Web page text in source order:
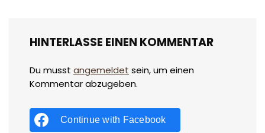
HINTERLASSE EINEN KOMMENTAR
Du musst angemeldet sein, um einen
Kommentar abzugeben.
Continue with Facebook